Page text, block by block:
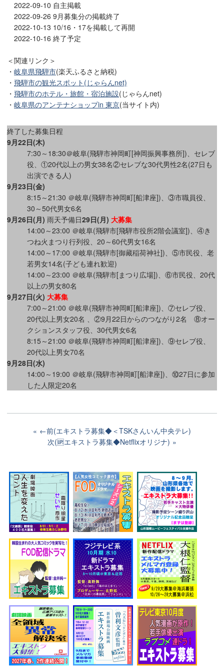
2022-09-10 自主掲載
2022-09-26 9月募集分の掲載終了
2022-10-13 10/16・17を掲載して再開
2022-10-16 終了予定
＜関連リンク＞
・ 岐阜県飛騨市(楽天ふるさと納税)
・ 飛騨市の観光スポット(じゃらんnet)
・ 飛騨市のホテル・旅館・宿泊施設(じゃらんnet)
・ 岐阜県のアンテナショップin 東京(当サイト内)
終了した募集日程
9月22日(木)
7:30～18:30＠岐阜(飛騨市神岡町[神岡振興事務所])、セレブ
役、①20代以上の男女38名②セレブな30代男性2名(27日も
出演できる人)
9月23日(金)
8:15～21:30 ＠岐阜(飛騨市神岡町[船津座])、③市職員役、
30～50代男女6名
9月26日(月) 雨天予備日29日(月) 大募集
14:00～23:00 ＠岐阜(飛騨市[飛騨市役所2階会議室])、④き
つね火まつり行列役、20～60代男女16名
14:00～17:00 ＠岐阜(飛騨市[御藏稲荷神社])、⑤市民役、老
若男女14名(子ども連れ歓迎)
14:00～23:00 ＠岐阜(飛騨市[まつり広場])、⑥市民役、20代
以上の男女80名
9月27日(火) 大募集
7:00～21:00 ＠岐阜(飛騨市神岡町[船津座])、⑦セレブ役、
20代以上男女20名 、②9月22日からのつながり2名 ⑧オー
クションスタッフ役、30代男女6名
8:15～21:00 ＠岐阜(飛騨市神岡町[船津座])、⑨セレブ役、
20代以上男女70名
9月28日(水)
14:00～19:00 ＠岐阜(飛騨市神岡町[船津座])、⑩27日に参加
した人限定20名
←前(エキストラ募集◆＜TSKさんいん中央テレ)
次(🆙エキストラ募集◆Netflixオリジナ)